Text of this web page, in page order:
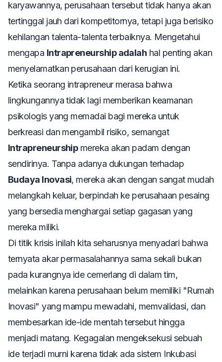
karyawannya, perusahaan tersebut tidak hanya akan
tertinggal jauh dari kompetitornya, tetapi juga berisiko
kehilangan talenta-talenta terbaiknya. Mengetahui
mengapa Intrapreneurship adalah hal penting akan
menyelamatkan perusahaan dari kerugian ini.
Ketika seorang intrapreneur merasa bahwa
lingkungannya tidak lagi memberikan keamanan
psikologis yang memadai bagi mereka untuk
berkreasi dan mengambil risiko, semangat
Intrapreneurshipmereka akan padam dengan
sendirinya. Tanpa adanya dukungan terhadap
Budaya Inovasi, mereka akan dengan sangat mudah
melangkah keluar, berpindah ke perusahaan pesaing
yang bersedia menghargai setiap gagasan yang
mereka miliki.
Di titik krisis inilah kita seharusnya menyadari bahwa
ternyata akar permasalahannya sama sekali bukan
pada kurangnya ide cemerlang di dalam tim,
melainkan karena perusahaan belum memiliki "Rumah
Inovasi" yang mampu mewadahi, memvalidasi, dan
membesarkan ide-ide mentah tersebut hingga
menjadi matang. Kegagalan mengeksekusi sebuah
ide terjadi murni karena tidak ada sistem Inkubasi